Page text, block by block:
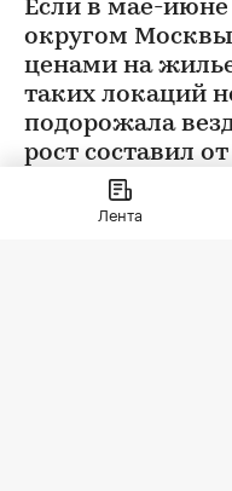
Если в мае-
округом
ценами на
таких локаций
подорожала
рост составил
Лента